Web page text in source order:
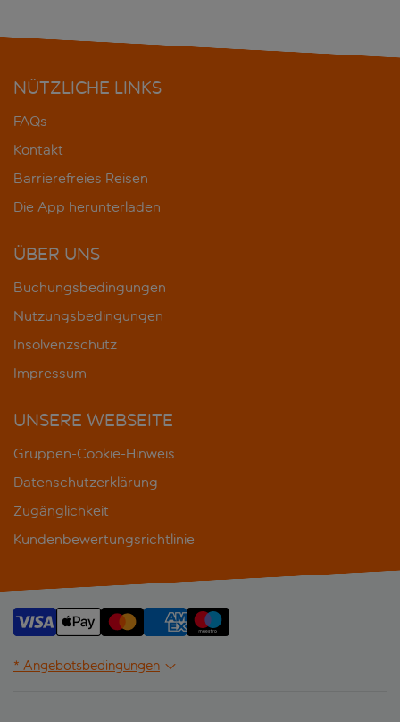
NÜTZLICHE LINKS
FAQs
Kontakt
Barrierefreies Reisen
Die App herunterladen
ÜBER UNS
Buchungsbedingungen
Nutzungsbedingungen
Insolvenzschutz
Impressum
UNSERE WEBSEITE
Gruppen-Cookie-Hinweis
Datenschutzerklärung
Zugänglichkeit
Kundenbewertungsrichtlinie
* Angebotsbedingungen